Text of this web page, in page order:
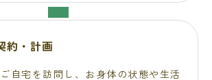
約・計画
自宅を訪問し、お身体の状態や生活